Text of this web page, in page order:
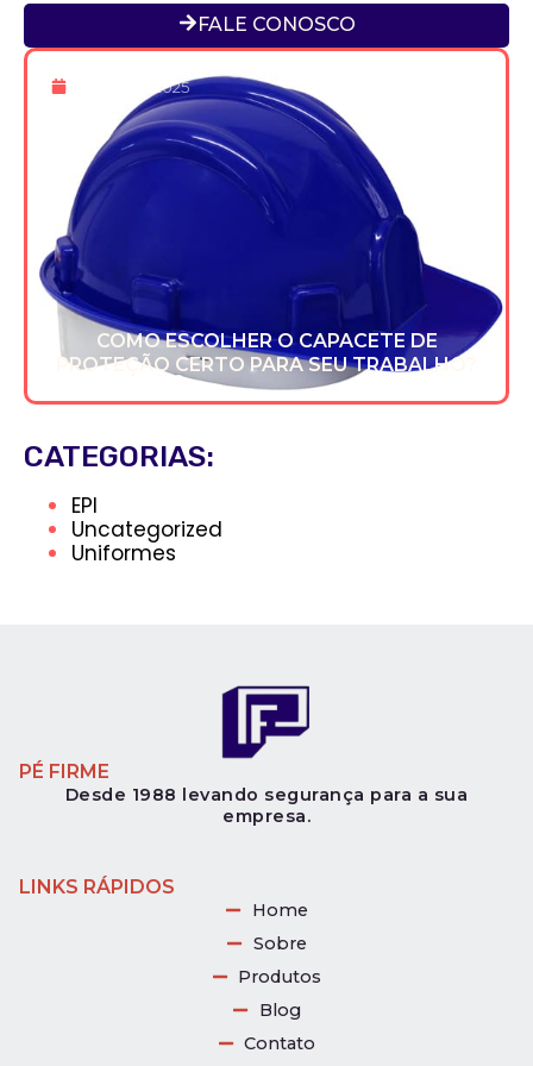
FALE CONOSCO
16 De Dez 2025
COMO ESCOLHER O CAPACETE DE
PROTEÇÃO CERTO PARA SEU TRABALHO?
CATEGORIAS:
EPI
Uncategorized
Uniformes
PÉ FIRME
Desde 1988 levando segurança para a sua
empresa.
LINKS RÁPIDOS
Home
Sobre
Produtos
Blog
Contato